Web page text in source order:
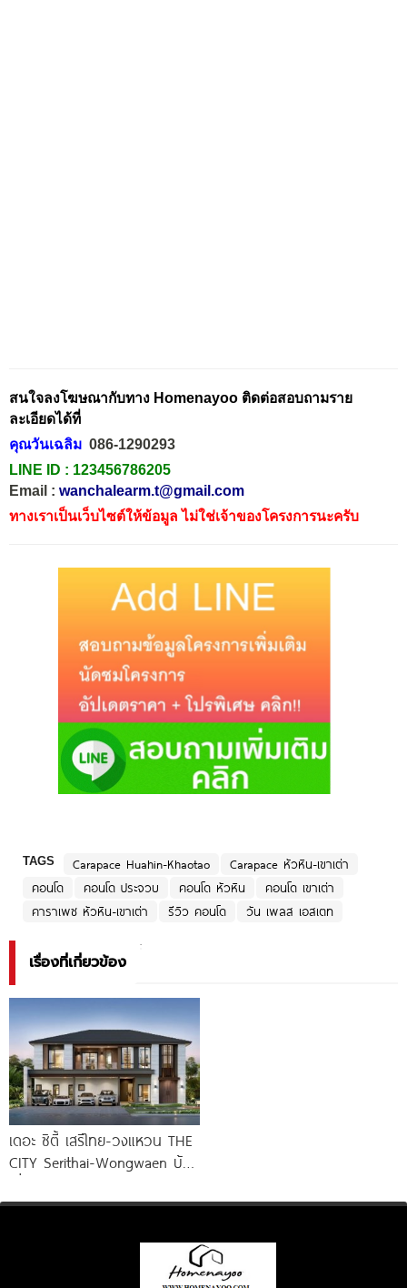
สนใจลงโฆษณากับทาง Homenayoo ติดต่อสอบถามราย
ละเอียดได้ที่
คุณวันเฉลิม 086-1290293
LINE ID : 123456786205
Email : wanchalearm.t@gmail.com
ทางเราเป็นเว็บไซต์ให้ข้อมูล ไม่ใช่เจ้าของโครงการนะครับ
TAGS Carapace Huahin-Khaotao
Carapace หัวหิน-เขาเต่า
คอนโด
คอนโด ประจวบ คอนโด หัวหิน
คอนโด เขาเต่า
คาราเพซ หัวหิน-เขาเต่า
รีวิว คอนโด วัน เพลส เอสเตท
เรื่องที่เกี่ยวข้อง
เดอะ ซิตี้ เสรีไทย-วงแหวน THE
CITY Serithai-Wongwaen บ้าน